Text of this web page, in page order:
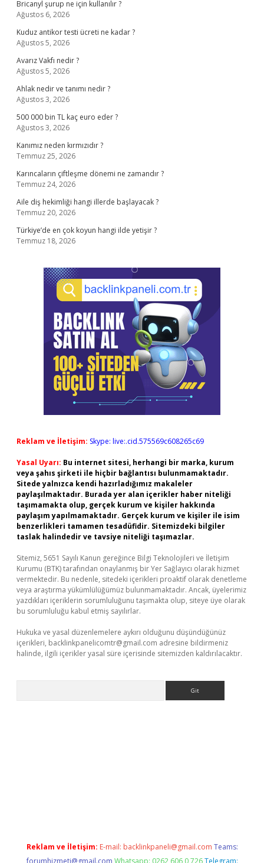
Bricanyl şurup ne için kullanılır ?
Ağustos 6, 2026
Kuduz antikor testi ücreti ne kadar ?
Ağustos 5, 2026
Avarız Vakfı nedir ?
Ağustos 5, 2026
Ahlak nedir ve tanımı nedir ?
Ağustos 3, 2026
500 000 bin TL kaç euro eder ?
Ağustos 3, 2026
Kanımız neden kırmızıdır ?
Temmuz 25, 2026
Karıncaların çiftleşme dönemi ne zamandır ?
Temmuz 24, 2026
Aile diş hekimliği hangi illerde başlayacak ?
Temmuz 20, 2026
Türkiye’de en çok koyun hangi ilde yetişir ?
Temmuz 18, 2026
Reklam ve İletişim: Skype: live:.cid.575569c608265c69
Yasal Uyarı: Bu internet sitesi, herhangi bir marka, kurum
veya şahıs şirketi ile hiçbir bağlantısı bulunmamaktadır.
Sitede yalnızca kendi hazırladığımız makaleler
paylaşılmaktadır. Burada yer alan içerikler haber niteliği
taşımamakta olup, gerçek kurum ve kişiler hakkında
paylaşım yapılmamaktadır. Gerçek kurum ve kişiler ile isim
benzerlikleri tamamen tesadüfidir. Sitemizdeki bilgiler
taslak halindedir ve tavsiye niteliği taşımazlar.
Sitemiz, 5651 Sayılı Kanun gereğince Bilgi Teknolojileri ve İletişim
Kurumu (BTK) tarafından onaylanmış bir Yer Sağlayıcı olarak hizmet
vermektedir. Bu nedenle, sitedeki içerikleri proaktif olarak denetleme
veya araştırma yükümlülüğümüz bulunmamaktadır. Ancak, üyelerimiz
yazdıkları içeriklerin sorumluluğunu taşımakta olup, siteye üye olarak
bu sorumluluğu kabul etmiş sayılırlar.
Hukuka ve yasal düzenlemelere aykırı olduğunu düşündüğünüz
içerikleri, backlinkpanelicomtr@gmail.com adresine bildirmeniz
halinde, ilgili içerikler yasal süre içerisinde sitemizden kaldırılacaktır.
Reklam ve İletişim: E-mail: backlinkpaneli@gmail.com Teams:
forumhizmeti@gmail.com Whatsapp: 0262 606 0 726 Telegram: